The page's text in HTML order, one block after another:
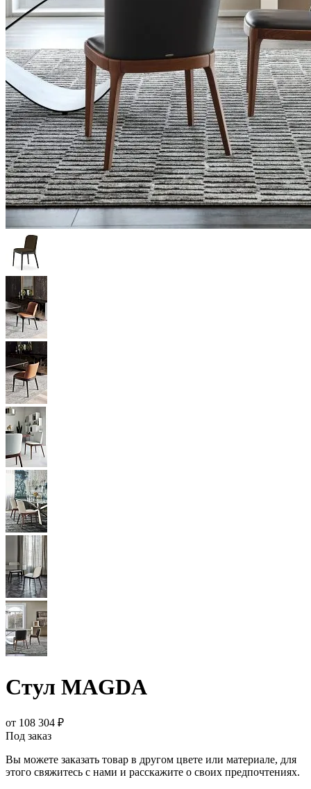
Стул MAGDA
от 108 304 ₽
Под заказ
Вы можете заказать товар в другом цвете или материале, для
этого свяжитесь с нами и расскажите о своих предпочтениях.